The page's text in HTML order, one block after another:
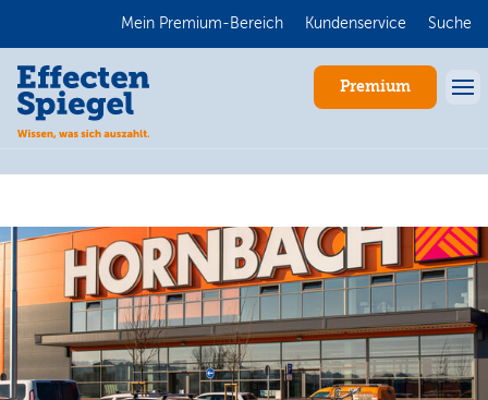
Mein Premium-Bereich Kundenservice Suche
Premium
Anmelden